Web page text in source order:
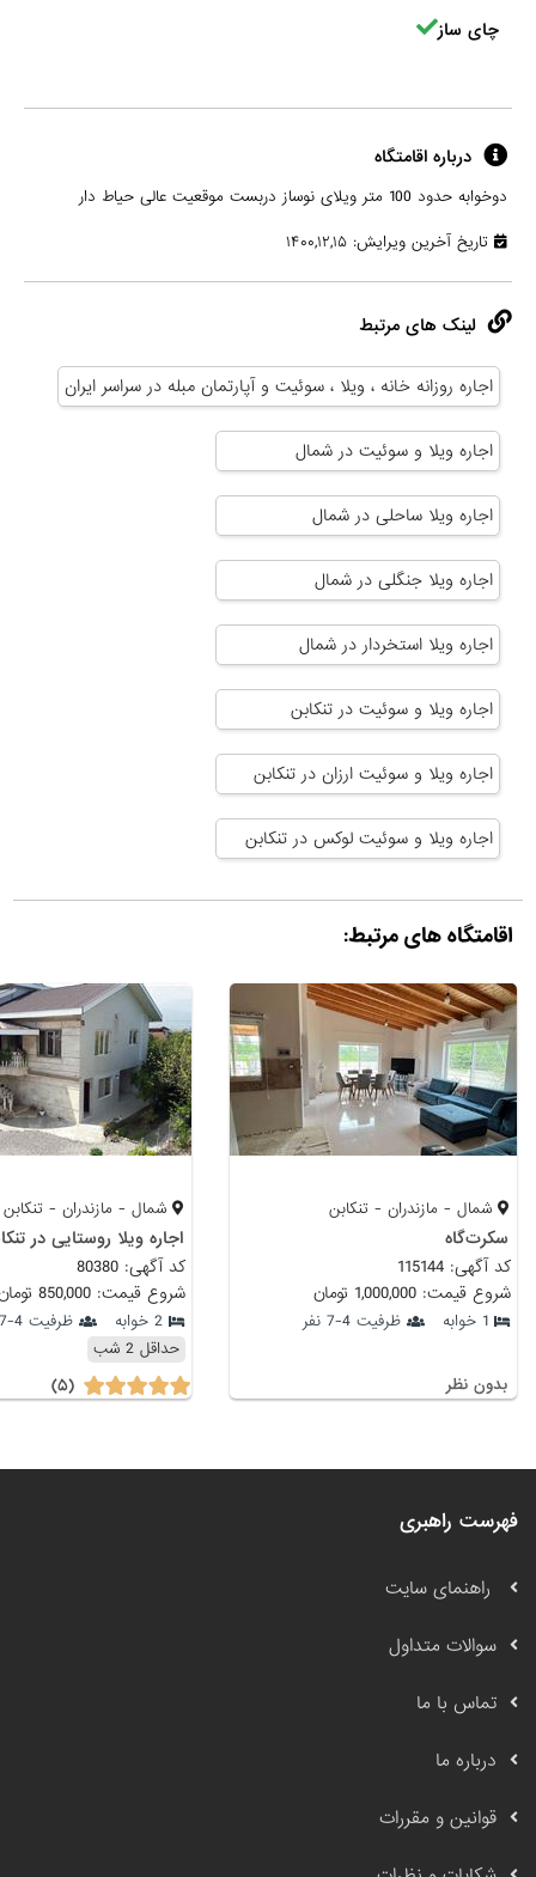
چای ساز
درباره اقامتگاه
دوخوابه حدود 100 متر ویلای نوساز دربست موقعیت عالی حیاط دار
تاریخ آخرین ویرایش: ۱۴۰۰,۱۲,۱۵
لینک های مرتبط
اجاره روزانه خانه ، ویلا ، سوئیت و آپارتمان مبله در سراسر ایران
اجاره ویلا و سوئیت در شمال
اجاره ویلا ساحلی در شمال
اجاره ویلا جنگلی در شمال
اجاره ویلا استخردار در شمال
اجاره ویلا و سوئیت در تنکابن
اجاره ویلا و سوئیت ارزان در تنکابن
اجاره ویلا و سوئیت لوکس در تنکابن
اقامتگاه های مرتبط:
شمال - مازندران - تنکابن
سکرت‌گاه
کد آگهی: 115144
شروع قیمت: 1,000,000 تومان
1 خوابه ظرفیت 4-7 نفر
بدون نظر
شمال - مازندران - تنکابن
اجاره ویلا روستایی در
کد آگهی: 80380
شروع قیمت: 850,000 تومان
2 خوابه
ظرفیت 4-7 نفر
حداقل 2 شب
(۵)
فهرست راهبری
راهنمای سایت
سوالات متداول
تماس با ما
درباره ما
قوانین و مقررات